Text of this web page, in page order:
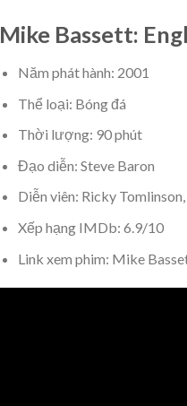
Mike Bassett:
Năm phát hành: 2001
Thể loại: Bóng đá
Thời lượng: 90 phút
Đạo diễn: Steve Baron
Diễn viên: Ricky
Xếp hạng IMDb: 6.9/10
Link xem phim: Mike